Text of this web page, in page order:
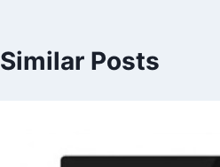
Similar Posts